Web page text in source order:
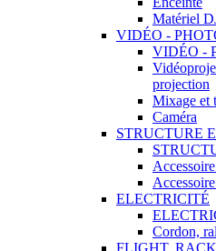
Matériel
VIDÉO -
VIDÉO -
projection
Mixage et
Caméra
STRUCTURE
ELECTRICITÉ
Cordon,